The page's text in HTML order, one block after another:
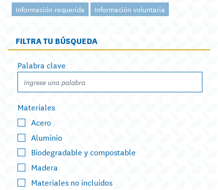
Información requerida Información voluntaria
FILTRA TU BÚSQUEDA
Palabra clave
Materiales
Acero
Aluminio
Biodegradable y compostable
Madera
Materiales no incluidos